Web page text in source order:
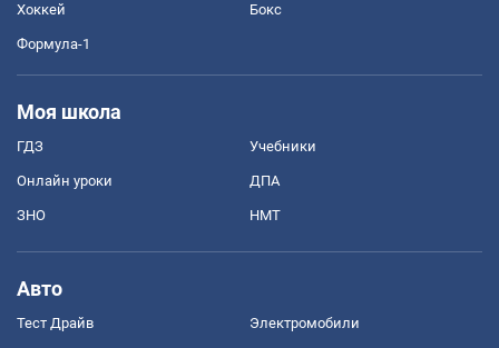
Хоккей Бокс
Формула-1
Моя школа
ГДЗ Учебники
Онлайн уроки ДПА
ЗНО НМТ
Авто
Тест Драйв Электромобили